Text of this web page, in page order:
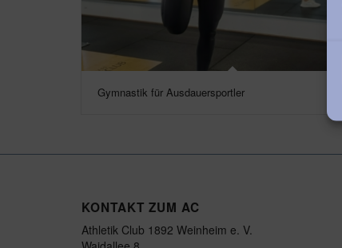
Gymnastik für Ausdauersportler
KONTAKT ZUM AC
Athletik Club 1892 Weinheim e. V.